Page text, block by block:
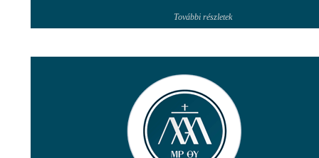
További részletek